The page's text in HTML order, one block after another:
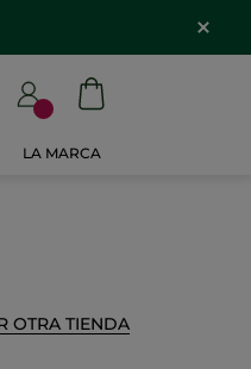
LA MARCA
OTRA TIENDA